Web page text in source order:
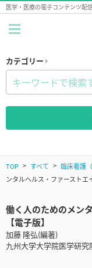
医学・医療の電子コンテンツ配
カテゴリー
TOP すべて 臨床看護
ンタルヘルス・ファーストエ
働く人のためのメン
【電子版】
加藤 隆弘(編著)
九州大学大学院医学研